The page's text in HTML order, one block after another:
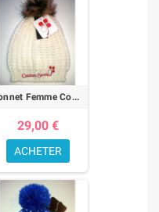
Bonnet Femme Couleurs Savoie
29,00 €
ACHETER